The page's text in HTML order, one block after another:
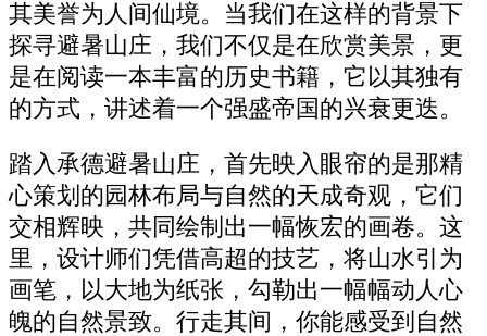
其美誉为人间仙境。当我们在这样的背景下
探寻避暑山庄，我们不仅是在欣赏美景，更
是在阅读一本丰富的历史书籍，它以其独有
的方式，讲述着一个强盛帝国的兴衰更迭。
踏入承德避暑山庄，首先映入眼帘的是那精
心策划的园林布局与自然的天成奇观，它们
交相辉映，共同绘制出一幅恢宏的画卷。这
里，设计师们凭借高超的技艺，将山水引为
画笔，以大地为纸张，勾勒出一幅幅动人心
魄的自然景致。行走其间，你能感受到自然